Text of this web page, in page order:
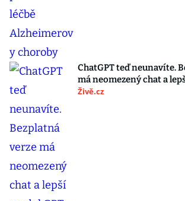
ChatGPT teď neunavíte.
má neomezený chat a
Živě.cz